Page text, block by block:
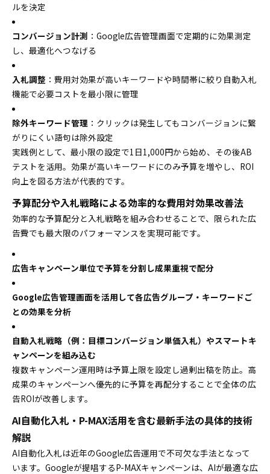
ルを決定
コンバージョン計測 ：Google広告管理画面で定期的に効果測定
し、最適化へつなげる
入札調整 ：費用対効果が高いキーワードや時間帯に絞り自動入札
機能で必要コストを最小限に管理
除外キーワード管理 ：クリックは発生してもコンバージョンに繋
がりにくい語句は除外設定
実践例として、最小限の設定で1日1,000円から始め、その後AB
テストを活用。効果が高いキーワードにのみ予算を増やし、ROI
向上を図る方法が代表的です。
予算配分や入札戦略による効率的な費用対効果改善法
効率的な予算配分と入札戦略を組み合わせることで、限られた広
告費でも最大限のパフォーマンスを実現可能です。
広告キャンペーン単位で予算を分割し成果重視で配分
Google広告管理画面を活用して各広告グループ・キーワードご
との効果を分析
自動入札戦略（例：目標コンバージョン単価入札）やスマートキ
ャンペーンを組み込む
複数キャンペーン運用時は予算上限を設定し過剰出稿を防止。高
成果のキャンペーンへ優先的に予算を再配分することで全体の広
告ROIが改善します。
AI自動化入札・P-MAX活用を含む最新手法の具体的技術
解説
AI自動化入札は近年のGoogle広告運用で不可欠な手法となって
います。Googleが提唱するP-MAXキャンペーンは、AIが最適な広